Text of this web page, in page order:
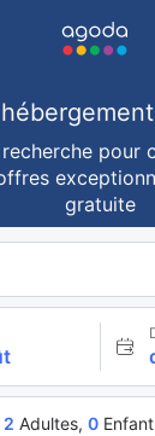
pour
gratuite
2 Adultes, 0